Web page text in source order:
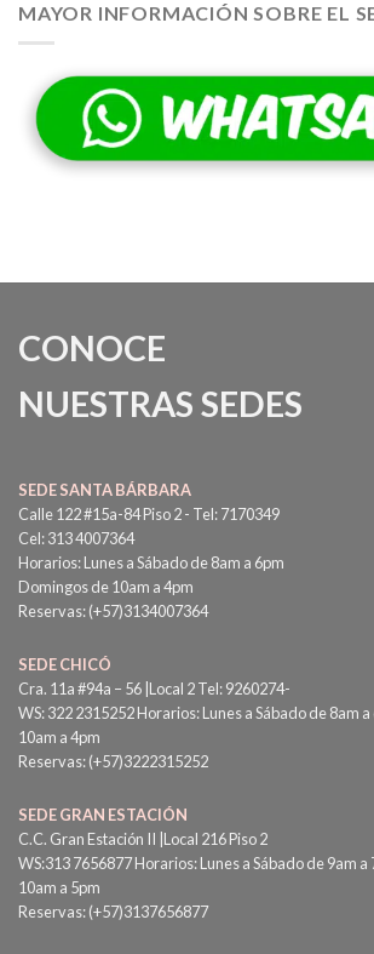
MAYOR INFORMACIÓN SOBRE EL
CONOCE
NUESTRAS SEDES
SEDE SANTA BÁRBARA
Calle 122 #15a-84 Piso 2 - Tel: 7170349
Cel: 313 4007364
Horarios: Lunes a Sábado de 8am a 6pm
Domingos de 10am a 4pm
Reservas: (+57)3134007364
SEDE CHICÓ
Cra. 11a #94a – 56 |Local 2 Tel: 9260274-
WS: 322 2315252 Horarios: Lunes a Sábado de 8am
10am a 4pm
Reservas: (+57)3222315252
SEDE GRAN ESTACIÓN
C.C. Gran Estación II |Local 216 Piso 2
WS:313 7656877 Horarios: Lunes a Sábado de 9am
10am a 5pm
Reservas: (+57)3137656877